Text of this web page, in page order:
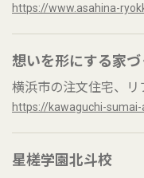
https://www.asahina-
想いを形にする家づ
横浜市の注文住宅、
https://kawaguchi-sumai-
星槎学園北斗校